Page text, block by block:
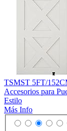
TSMST 5FT/
Accesorios para
Estilo
Más Info